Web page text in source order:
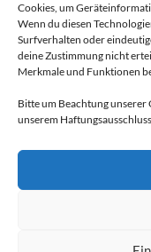
Cookies, um
Wenn du diesen
Surfverhalten oder
deine Zustimmung nicht
Merkmale und Funktionen
Bitte um Beachtung
unserem
Beitrittserklärung
Kontakt
Unsere Sponsoren